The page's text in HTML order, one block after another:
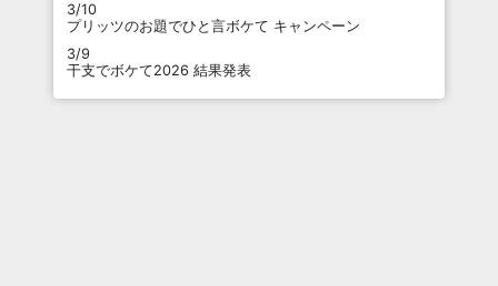
3/10
プリッツのお題でひと言ボケて キャンペーン
3/9
干支でボケて2026 結果発表